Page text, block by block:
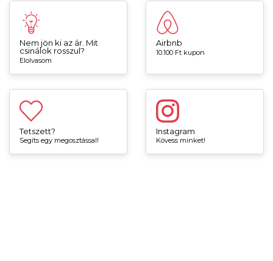
Nem jön ki az ár. Mit
csinálok rosszul?
Elolvasom
Airbnb
10.100 Ft kupon
Tetszett?
Segíts egy megosztással!
Instagram
Kövess minket!